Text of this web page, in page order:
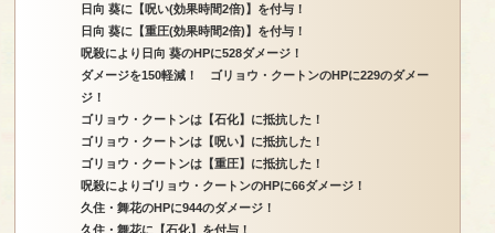
日向 葵に【呪い(効果時間2倍)】を付与！
日向 葵に【重圧(効果時間2倍)】を付与！
呪殺により日向 葵のHPに528ダメージ！
ダメージを150軽減！ ゴリョウ・クートンのHPに229のダメー
ジ！
ゴリョウ・クートンは【石化】に抵抗した！
ゴリョウ・クートンは【呪い】に抵抗した！
ゴリョウ・クートンは【重圧】に抵抗した！
呪殺によりゴリョウ・クートンのHPに66ダメージ！
久住・舞花のHPに944のダメージ！
久住・舞花に【石化】を付与！